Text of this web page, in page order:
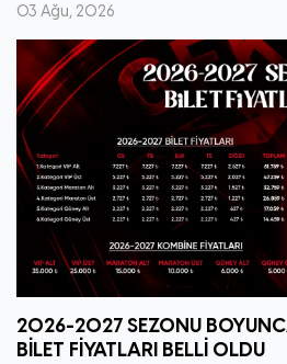
03 Ağu, 2026
2026-2027 SEZONU
BİLET FİYATLARI BELLİ OLDU